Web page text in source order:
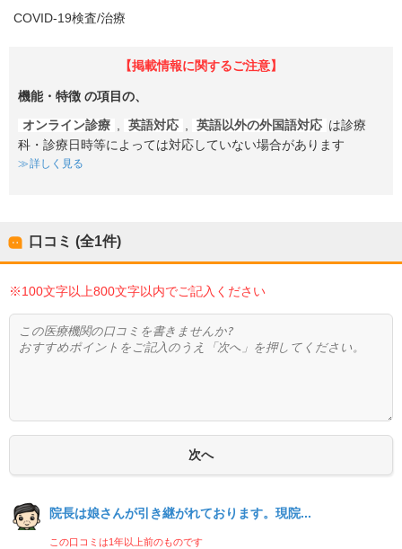
COVID-19検査/治療
【掲載情報に関するご注意】
機能・特徴 の項目の、
オンライン診療 , 英語対応 , 英語以外の外国語対応 は診療
科・診療日時等によっては対応していない場合があります
詳しく見る
口コミ (全1件)
※100文字以上800文字以内でご記入ください
院長は娘さんが引き継がれております。現院...
この口コミは1年以上前のものです